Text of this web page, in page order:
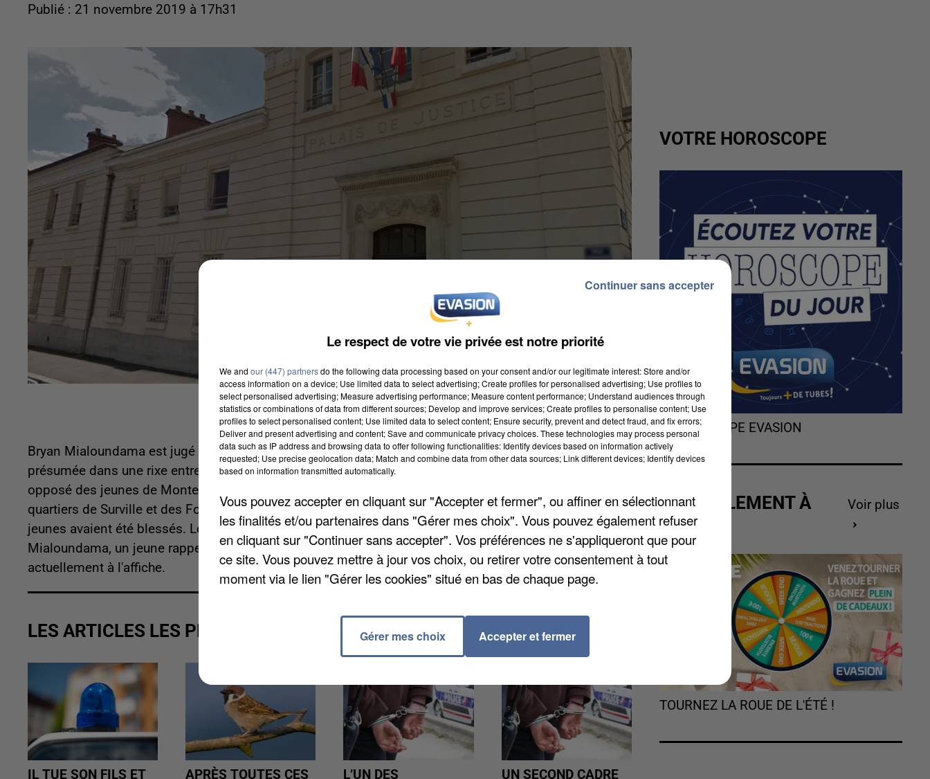
Publié : 21 novembre 2019 à 17h31
Bryan Mialoundama est jugé ce jeudi 21 novembre en comparution immédiate pour son implication
présumée dans une rixe entre bandes rivales. Les faits remontent au 26 octobre dernier. Ils avaient
opposé des jeunes de Montereau et d'Avon lors d'un règlement de comptes entre habitants des
quartiers de Surville et des Fougères. 19 personnes dont 12 mineurs avaient été interpellées et trois
jeunes avaient été blessés. Les enquêteurs ont identifié plusieurs agresseurs, notamment Bryan
Mialoundama, un jeune rappeur qui interprète le rôle d'un éducateur dans le film « Hors Normes »,
actuellement à l'affiche.
LES ARTICLES LES PLUS VUS
IL TUE SON FILS ET APRÈS TOUTES CES L’UN DES UN SECOND CADRE
VOTRE HOROSCOPE
L'HOROSCOPE EVASION
ACTUELLEMENT À
GAGNER
Voir plus
TOURNEZ LA ROUE DE L'ÉTÉ !
Le respect de votre vie privée est notre priorité
We and our (447) partnersdo the following data processing based on your consent and/or our legitimate interest: Store and/or
access information on a device; Use limited data to select advertising; Create profiles for personalised advertising; Use profiles to
select personalised advertising; Measure advertising performance; Measure content performance; Understand audiences through
statistics or combinations of data from different sources; Develop and improve services; Create profiles to personalise content; Use
profiles to select personalised content; Use limited data to select content; Ensure security, prevent and detect fraud, and fix errors;
Deliver and present advertising and content; Save and communicate privacy choices. These technologies may process personal
data such as IP address and browsing data to offer following functionalities: Identify devices based on information actively
requested; Use precise geolocation data; Match and combine data from other data sources; Link different devices; Identify devices
based on information transmitted automatically.
Vous pouvez accepter en cliquant sur "Accepter et fermer", ou affiner en sélectionnant
les finalités et/ou partenaires dans "Gérer mes choix". Vous pouvez également refuser
en cliquant sur "Continuer sans accepter". Vos préférences ne s'appliqueront que pour
ce site. Vous pouvez mettre à jour vos choix, ou retirer votre consentement à tout
moment via le lien "Gérer les cookies" situé en bas de chaque page.
Gérer mes choix Accepter et fermer
Continuer sans accepter